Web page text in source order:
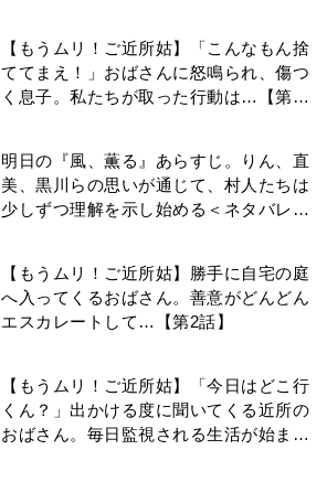
【もうムリ！ご近所姑】「こんなもん捨
ててまえ！」おばさんに怒鳴られ、傷つ
く息子。私たちが取った行動は…【第3
明日の『風、薫る』あらすじ。りん、直
美、黒川らの思いが通じて、村人たちは
少しずつ理解を示し始める＜ネタバレあ
【もうムリ！ご近所姑】勝手に自宅の庭
へ入ってくるおばさん。善意がどんどん
エスカレートして…【第2話】
【もうムリ！ご近所姑】「今日はどこ行
くん？」出かける度に聞いてくる近所の
おばさん。毎日監視される生活が始ま